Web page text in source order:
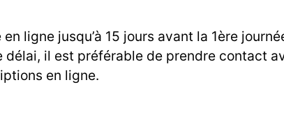
ligne jusqu’à 15 jours avant la 1ère
il est préférable de prendre contact
en ligne.